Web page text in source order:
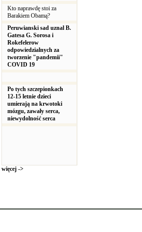
Kto naprawdę stoi za
Barakiem Obamą?
Peruwianski sad uznal B.
Gatesa G. Sorosa i
Rokefelerow
odpowiedzialnych za
tworzenie "pandemii"
COVID 19
Po tych szczepionkach
12-15 letnie dzieci
umierają na krwotoki
mózgu, zawały serca,
niewydolność serca
więcej ->